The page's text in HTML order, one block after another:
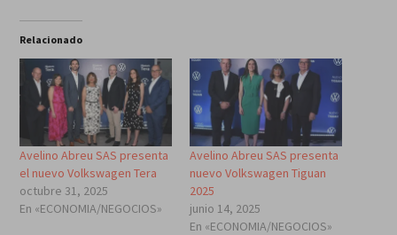
Relacionado
Avelino Abreu SAS presenta
el nuevo Volkswagen Tera
octubre 31, 2025
En «ECONOMIA/NEGOCIOS»
Avelino Abreu SAS presenta
nuevo Volkswagen Tiguan
2025
junio 14, 2025
En «ECONOMIA/NEGOCIOS»